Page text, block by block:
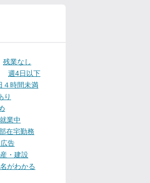
残業なし
週4日以下
４時間未満
り
業中
在宅勤務
告
・建設
がわかる